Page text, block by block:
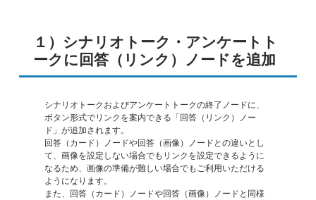
１）シナリオトーク・アンケートト
ークに回答（リンク）ノードを追加
シナリオトークおよびアンケートトークの終了ノードに、
ボタン形式でリンクを案内できる「回答（リンク）ノー
ド」が追加されます。
回答（カード）ノードや回答（画像）ノードとの違いとし
て、画像を設定しない場合でもリンクを設定できるように
なるため、画像の準備が難しい場合でもご利用いただける
ようになります。
また、回答（カード）ノードや回答（画像）ノードと同様